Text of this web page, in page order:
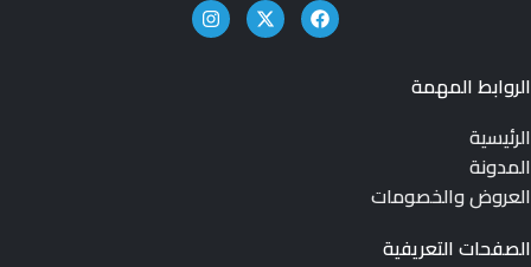
الروابط المهمة
الرئيسية
المدونة
العروض والخصومات
الصفحات التعريفية